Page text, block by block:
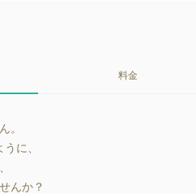
料金
。
に、
んか？